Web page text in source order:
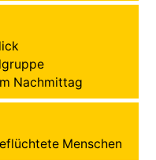
Nachmittag
Menschen